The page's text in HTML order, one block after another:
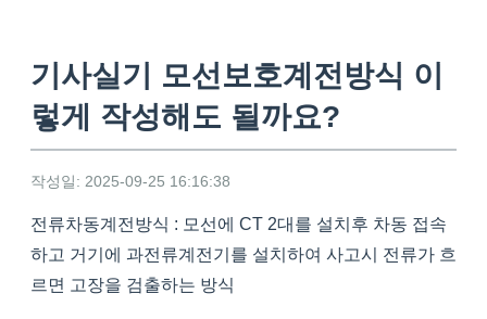
기사실기 모선보호계전방식 이
렇게 작성해도 될까요?
작성일: 2025-09-25 16:16:38
전류차동계전방식 : 모선에 CT 2대를 설치후 차동 접속
하고 거기에 과전류계전기를 설치하여 사고시 전류가 흐
르면 고장을 검출하는 방식